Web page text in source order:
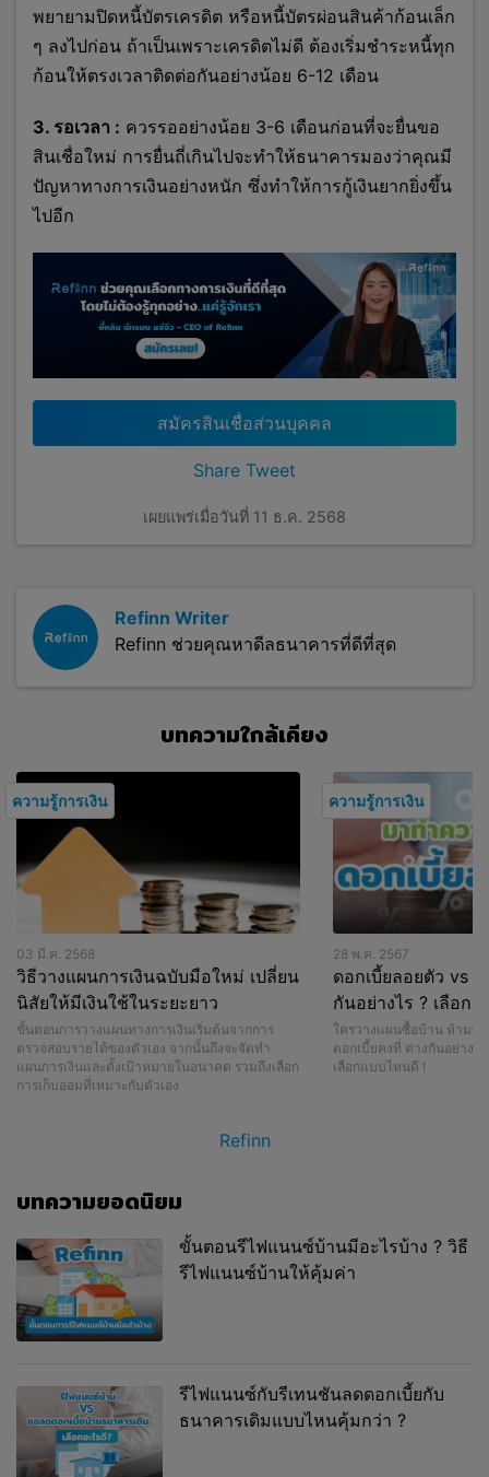
พยายามปิดหนี้บัตรเครดิต หรือหนี้บัตรผ่อนสินค้าก้อนเล็ก
ๆ ลงไปก่อน ถ้าเป็นเพราะเครดิตไม่ดี ต้องเริ่มชำระหนี้ทุก
ก้อนให้ตรงเวลาติดต่อกันอย่างน้อย 6-12 เดือน
3. รอเวลา : ควรรออย่างน้อย 3-6 เดือนก่อนที่จะยื่นขอ
สินเชื่อใหม่ การยื่นถี่เกินไปจะทำให้ธนาคารมองว่าคุณมี
ปัญหาทางการเงินอย่างหนัก ซึ่งทำให้การกู้เงินยากยิ่งขึ้น
ไปอีก
สมัครสินเชื่อส่วนบุคคล
Share Tweet
เผยแพร่เมื่อวันที่ 11 ธ.ค. 2568
Refinn
บทความยอดนิยม
ขั้นตอนรีไฟแนนซ์บ้านมีอะไรบ้าง ? วิธี
รีไฟแนนซ์บ้านให้คุ้มค่า
รีไฟแนนซ์กับรีเทนชันลดดอกเบี้ยกับ
ธนาคารเดิมแบบไหนคุ้มกว่า ?
Refinn Writer
Refinn ช่วยคุณหาดีลธนาคารที่ดีที่สุด
บทความใกล้เคียง
ความรู้การเงิน
03 มี.ค. 2568
วิธีวางแผนการเงินฉบับมือใหม่ เปลี่ยน
นิสัยให้มีเงินใช้ในระยะยาว
ขั้นตอนการวางแผนทางการเงินเริ่มต้นจากการ
ตรวจสอบรายได้ของตัวเอง จากนั้นถึงจะจัดทำ
แผนการเงินและตั้งเป้าหมายในอนาคต รวมถึงเลือก
การเก็บออมที่เหมาะกับตัวเอง
ความรู้การเงิน
28 พ.ค. 2567
ดอกเบี้ยลอยตัว vs
กันอย่างไร ? เลือก
ใครวางแผนซื้อบ้าน ห้ามพ
ดอกเบี้ยคงที่ ต่างกันอย่างไ
เลือกแบบไหนดี !